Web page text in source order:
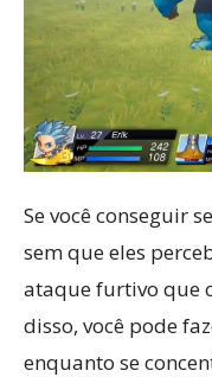
Se você conseguir
sem que eles
ataque furtivo que
disso, você pode
enquanto se